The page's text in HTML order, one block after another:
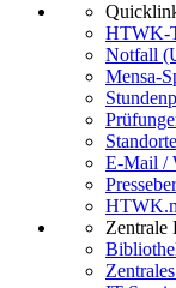
HTWK-
Notfall
Mensa-
E-Mail /
Zentrale